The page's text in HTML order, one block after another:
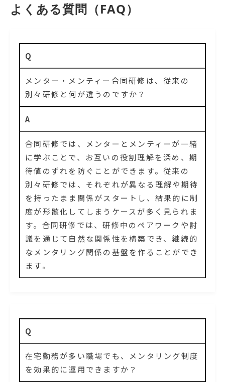
よくある質問（FAQ）
Q
メンター・メンティー合同研修は、従来の
別々研修と何が違うのですか？
A
合同研修では、メンターとメンティーが一緒
に学ぶことで、お互いの役割理解を深め、期
待値のずれを防ぐことができます。従来の
別々研修では、それぞれが異なる理解や期待
を持ったまま関係がスタートし、結果的に制
度が形骸化してしまうケースが多く見られま
す。合同研修では、研修中のペアワークや討
議を通じて自然な関係性を構築でき、継続的
なメンタリング関係の基盤を作ることができ
ます。
Q
在宅勤務が多い職場でも、メンタリング制度
を効果的に運用できますか？